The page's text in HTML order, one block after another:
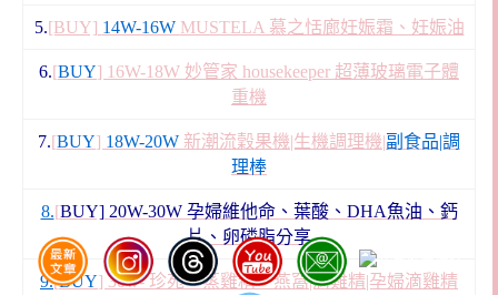
5.[BUY] 14W-16W MUSTELA 慕之恬廊妊娠霜、妊娠油
6.[BUY] 16W-18W 妙管家 housekeeper 超薄玻璃電子體
重機
7.[BUY] 18W-20W 新潮流穀果機|生機調理機|副食品|調
理棒
8.[BUY] 20W-30W 孕婦維他命、葉酸、DHA魚油、鈣
片、卵磷脂分享
9.[BUY] 30w- 珍苑。蒸雞精、燕窩|滴雞精|孕婦滴雞精